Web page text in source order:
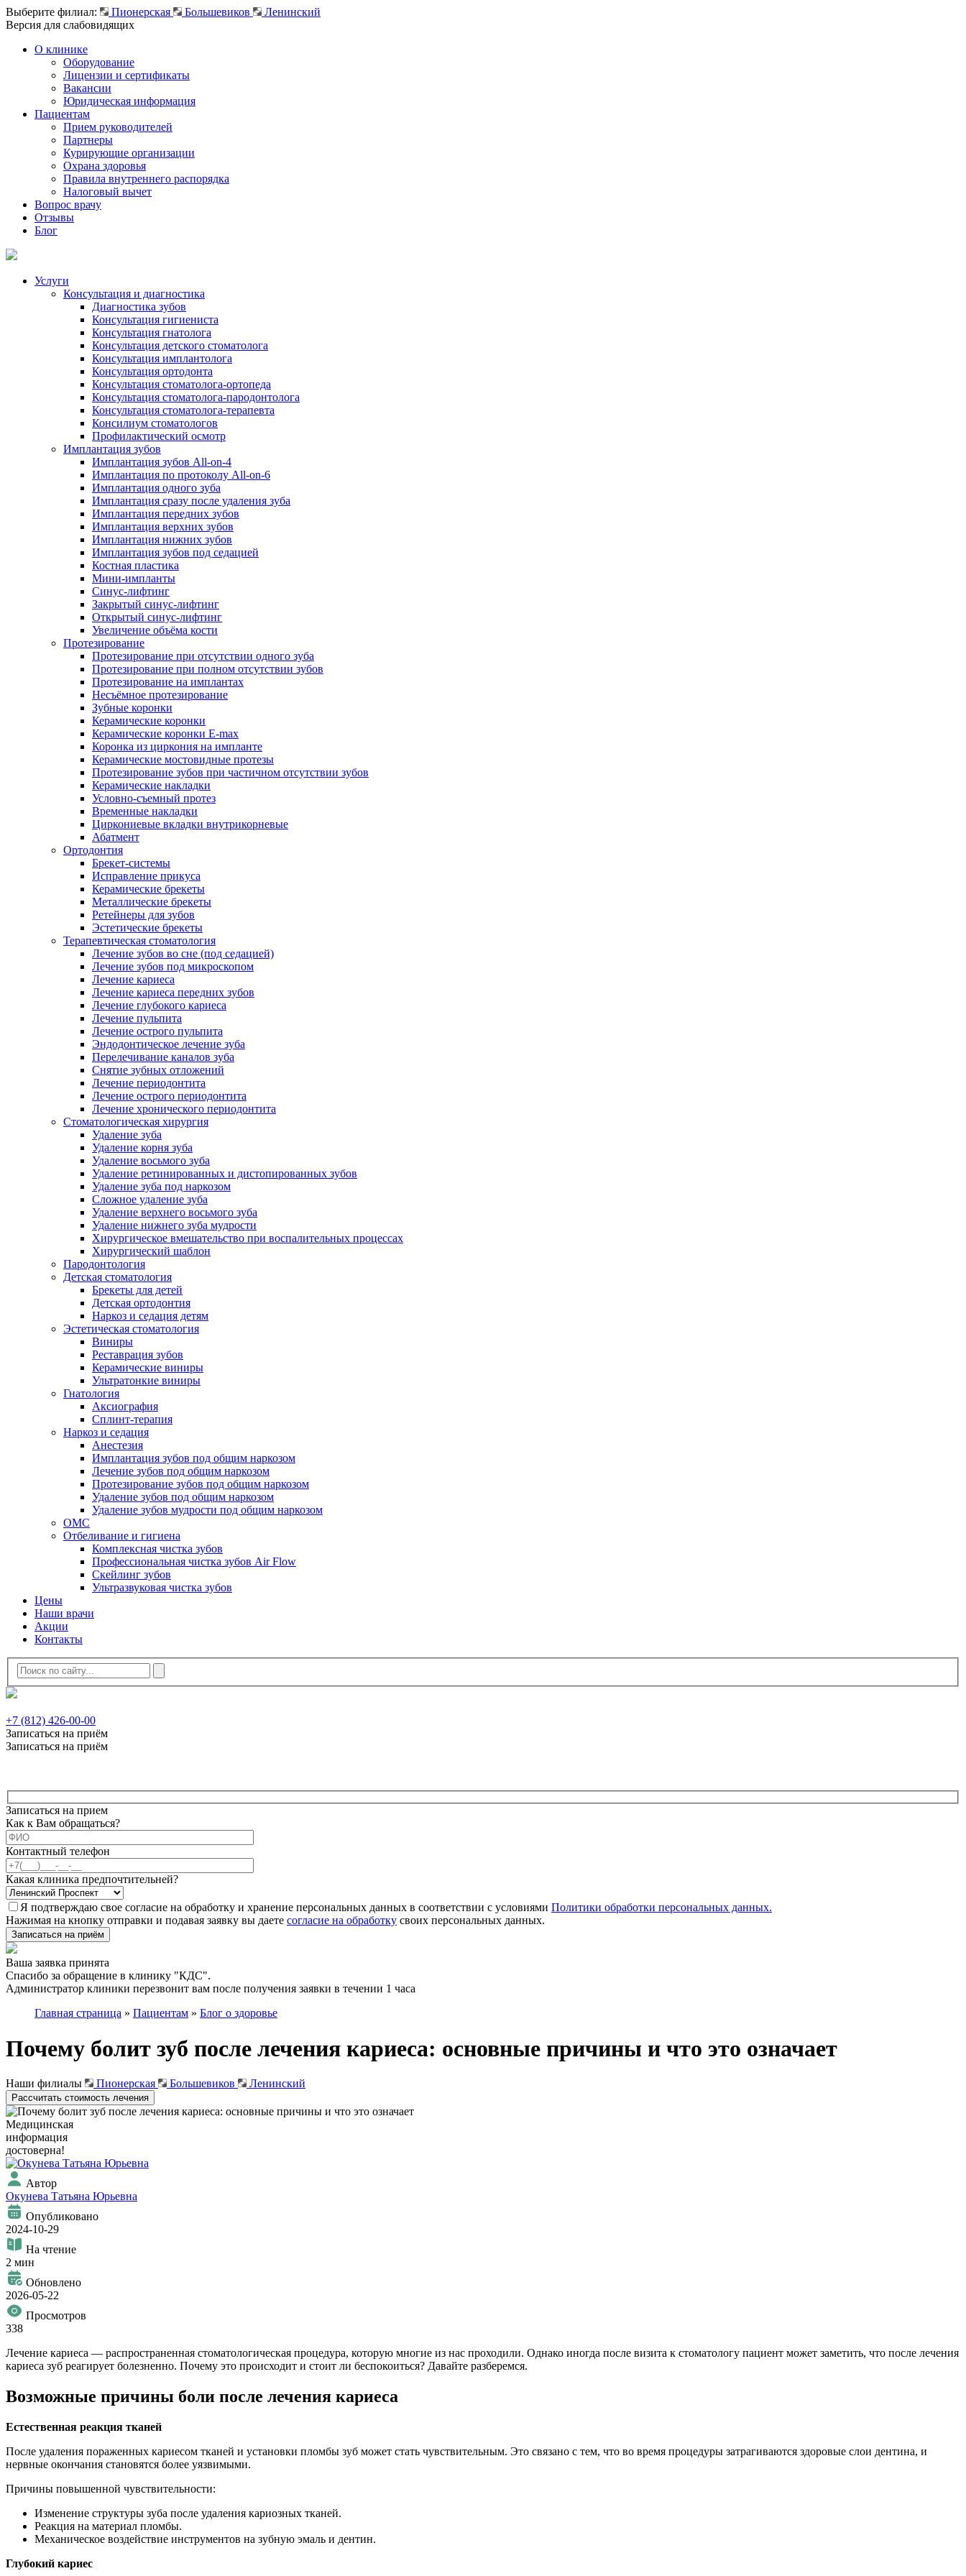
Выберите филиал: Пионерская Большевиков
Ленинский
Версия для слабовидящих
О клинике
Оборудование
Лицензии и сертификаты
Вакансии
Юридическая информация
Пациентам
Прием руководителей
Партнеры
Курирующие организации
Охрана здоровья
Правила внутреннего распорядка
Налоговый вычет
Вопрос врачу
Отзывы
Блог
Услуги
Консультация и диагностика
Диагностика зубов
Консультация гигиениста
Консультация гнатолога
Консультация детского стоматолога
Консультация имплантолога
Консультация ортодонта
Консультация стоматолога-ортопеда
Консультация стоматолога-пародонтолога
Консультация стоматолога-терапевта
Консилиум стоматологов
Профилактический осмотр
Имплантация зубов
Имплантация зубов All-on-4
Имплантация по протоколу All-on-6
Имплантация одного зуба
Имплантация сразу после удаления зуба
Имплантация передних зубов
Имплантация верхних зубов
Имплантация нижних зубов
Имплантация зубов под седацией
Костная пластика
Мини-импланты
Синус-лифтинг
Закрытый синус-лифтинг
Открытый синус-лифтинг
Увеличение объёма кости
Протезирование
Протезирование при отсутствии одного зуба
Протезирование при полном отсутствии зубов
Протезирование на имплантах
Несъёмное протезирование
Зубные коронки
Керамические коронки
Керамические коронки E-max
Коронка из циркония на импланте
Керамические мостовидные протезы
Протезирование зубов при частичном отсутствии зубов
Керамические накладки
Условно-съемный протез
Временные накладки
Циркониевые вкладки внутрикорневые
Абатмент
Ортодонтия
Брекет-системы
Исправление прикуса
Керамические брекеты
Металлические брекеты
Ретейнеры для зубов
Эстетические брекеты
Терапевтическая стоматология
Лечение зубов во сне (под седацией)
Лечение зубов под микроскопом
Лечение кариеса
Лечение кариеса передних зубов
Лечение глубокого кариеса
Лечение пульпита
Лечение острого пульпита
Эндодонтическое лечение зуба
Перелечивание каналов зуба
Снятие зубных отложений
Лечение периодонтита
Лечение острого периодонтита
Лечение хронического периодонтита
Стоматологическая хирургия
Удаление зуба
Удаление корня зуба
Удаление восьмого зуба
Удаление ретинированных и дистопированных зубов
Удаление зуба под наркозом
Сложное удаление зуба
Удаление верхнего восьмого зуба
Удаление нижнего зуба мудрости
Хирургическое вмешательство при воспалительных процессах
Хирургический шаблон
Пародонтология
Детская стоматология
Брекеты для детей
Детская ортодонтия
Наркоз и седация детям
Эстетическая стоматология
Виниры
Реставрация зубов
Керамические виниры
Ультратонкие виниры
Гнатология
Аксиография
Сплинт-терапия
Наркоз и седация
Анестезия
Имплантация зубов под общим наркозом
Лечение зубов под общим наркозом
Протезирование зубов под общим наркозом
Удаление зубов под общим наркозом
Удаление зубов мудрости под общим наркозом
ОМС
Отбеливание и гигиена
Комплексная чистка зубов
Профессиональная чистка зубов Air Flow
Скейлинг зубов
Ультразвуковая чистка зубов
Цены
Наши врачи
Акции
Контакты
+7 (812) 426-00-00
Записаться на приём
Записаться на приём
Записаться на прием
Как к Вам обращаться?
Контактный телефон
Какая клиника предпочтительней?
Я подтверждаю свое согласие на обработку и хранение персональных данных в соответствии с условиями Политики обработки персональных данных.
Нажимая на кнопку отправки и подавая заявку вы даете согласие на обработку своих персональных данных.
Записаться на приём
Ваша заявка принята
Спасибо за обращение в клинику "КДС".
Администратор клиники перезвонит вам после получения заявки в течении 1 часа
Главная страница » Пациентам » Блог о здоровье
Почему болит зуб после лечения кариеса: основные причины и что это означает
Наши филиалы Пионерская Большевиков Ленинский
Рассчитать стоимость лечения
Медицинская
информация
достоверна!
Автор
Окунева Татьяна Юрьевна
Опубликовано
2024-10-29
На чтение
2 мин
Обновлено
2026-05-22
Просмотров
338
Лечение кариеса — распространенная стоматологическая процедура, которую многие из нас проходили. Однако иногда после визита к стоматологу пациент может заметить, что после лечения
кариеса зуб реагирует болезненно. Почему это происходит и стоит ли беспокоиться? Давайте разберемся.
Возможные причины боли после лечения кариеса
Естественная реакция тканей
После удаления пораженных кариесом тканей и установки пломбы зуб может стать чувствительным. Это связано с тем, что во время процедуры затрагиваются здоровые слои дентина, и
нервные окончания становятся более уязвимыми.
Причины повышенной чувствительности:
Изменение структуры зуба после удаления кариозных тканей.
Реакция на материал пломбы.
Механическое воздействие инструментов на зубную эмаль и дентин.
Глубокий кариес